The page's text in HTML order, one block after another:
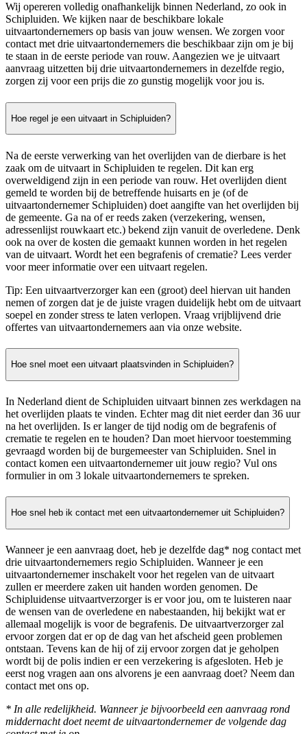
Wij opereren volledig onafhankelijk binnen Nederland, zo ook in
Schipluiden. We kijken naar de beschikbare lokale
uitvaartondernemers op basis van jouw wensen. We zorgen voor
contact met drie uitvaartondernemers die beschikbaar zijn om je bij
te staan in de eerste periode van rouw. Aangezien we je uitvaart
aanvraag uitzetten bij drie uitvaartondernemers in dezelfde regio,
zorgen zij voor een prijs die zo gunstig mogelijk voor jou is.
Hoe regel je een uitvaart in Schipluiden?
Na de eerste verwerking van het overlijden van de dierbare is het
zaak om de uitvaart in Schipluiden te regelen. Dit kan erg
overweldigend zijn in een periode van rouw. Het overlijden dient
gemeld te worden bij de betreffende huisarts en je (of de
uitvaartondernemer Schipluiden) doet aangifte van het overlijden bij
de gemeente. Ga na of er reeds zaken (verzekering, wensen,
adressenlijst rouwkaart etc.) bekend zijn vanuit de overledene. Denk
ook na over de kosten die gemaakt kunnen worden in het regelen
van de uitvaart. Wordt het een begrafenis of crematie? Lees verder
voor meer informatie over een uitvaart regelen.
Tip: Een uitvaartverzorger kan een (groot) deel hiervan uit handen
nemen of zorgen dat je de juiste vragen duidelijk hebt om de uitvaart
soepel en zonder stress te laten verlopen. Vraag vrijblijvend drie
offertes van uitvaartondernemers aan via onze website.
Hoe snel moet een uitvaart plaatsvinden in Schipluiden?
In Nederland dient de Schipluiden uitvaart binnen zes werkdagen na
het overlijden plaats te vinden. Echter mag dit niet eerder dan 36 uur
na het overlijden. Is er langer de tijd nodig om de begrafenis of
crematie te regelen en te houden? Dan moet hiervoor toestemming
gevraagd worden bij de burgemeester van Schipluiden. Snel in
contact komen een uitvaartondernemer uit jouw regio? Vul ons
formulier in om 3 lokale uitvaartondernemers te spreken.
Hoe snel heb ik contact met een uitvaartondernemer uit Schipluiden?
Wanneer je een aanvraag doet, heb je dezelfde dag* nog contact met
drie uitvaartondernemers regio Schipluiden. Wanneer je een
uitvaartondernemer inschakelt voor het regelen van de uitvaart
zullen er meerdere zaken uit handen worden genomen. De
Schipluidense uitvaartverzorger is er voor jou, om te luisteren naar
de wensen van de overledene en nabestaanden, hij bekijkt wat er
allemaal mogelijk is voor de begrafenis. De uitvaartverzorger zal
ervoor zorgen dat er op de dag van het afscheid geen problemen
ontstaan. Tevens kan de hij of zij ervoor zorgen dat je geholpen
wordt bij de polis indien er een verzekering is afgesloten. Heb je
eerst nog vragen aan ons alvorens je een aanvraag doet? Neem dan
contact met ons op.
* In alle redelijkheid. Wanneer je bijvoorbeeld een aanvraag rond
middernacht doet neemt de uitvaartondernemer de volgende dag